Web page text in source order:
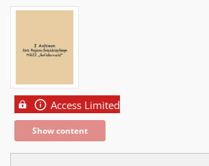
Access Limited
Show content